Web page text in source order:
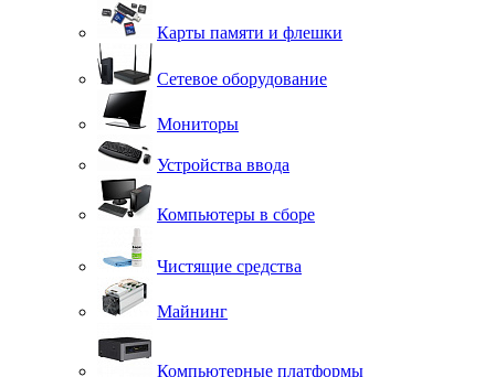
Карты памяти и флешки
Сетевое оборудование
Мониторы
Устройства ввода
Компьютеры в сборе
Чистящие средства
Майнинг
Компьютерные платформы